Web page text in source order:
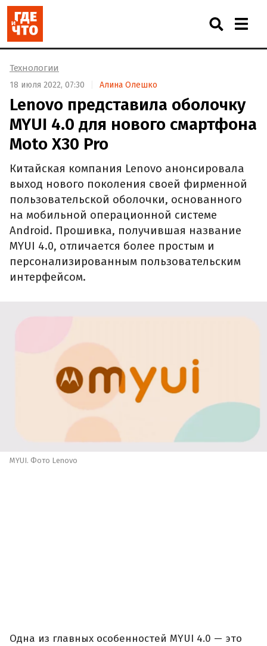
Технологии
18 июля 2022, 07:30 Алина Олешко
Lenovo представила оболочку
MYUI 4.0 для нового смартфона
Moto X30 Pro
Китайская компания Lenovo анонсировала
выход нового поколения своей фирменной
пользовательской оболочки, основанного
на мобильной операционной системе
Android. Прошивка, получившая название
MYUI 4.0, отличается более простым и
персонализированным пользовательским
интерфейсом.
MYUI. Фото Lenovo
Одна из главных особенностей MYUI 4.0 — это